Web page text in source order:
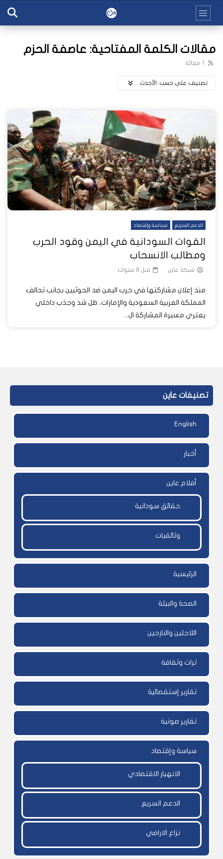
مقالات الكلمة المفتاحية: عاصفة الحزم
1 مقالة
تصنيف علي حسب: اﻷحدث
الدعم السريع سياسة وإقتصاد
القوات السودانية في اليمن وقود الحرب
ومطالب الانسحاب
شبكة عاين قبل 8 سنوات
منذ إعلان مشاركتها في حرب اليمن ضد الحوثيين بجانب تحالف
المملكة العربية السعودية والإمارات، ظل شد وجذب داخلي
يعتري مسيرة المشاركة ال...
تصنيفات عاين
English
أخبار
أفلام عاين
حقائق سودانية
وثائقيات
الرئيسية
الصحة والبيئة
اللاجئين والنازحين
تراث وثقافة
تقارير إستقصائية
تقارير صوتية
سياسة وإقتصاد
الانهيار الاقتصادي
الدعم السريع
نزاع الاراضي